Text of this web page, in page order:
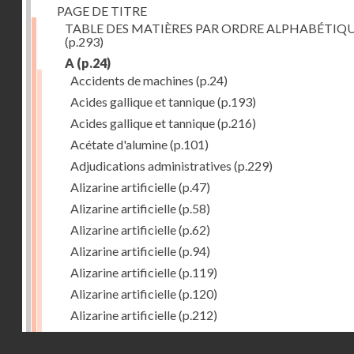
PAGE DE TITRE
TABLE DES MATIÈRES PAR ORDRE
(p.293)
A (p.24)
Accidents de machines (p.24)
Acides gallique et tannique(p.193)
Acides gallique et tannique(p.216)
Acétate d'alumine(p.101)
Adjudications administratives (p.229)
Alizarine artificielle(p.47)
Alizarine artificielle(p.58)
Alizarine artificielle(p.62)
Alizarine artificielle(p.94)
Alizarine artificielle(p.119)
Alizarine artificielle(p.120)
Alizarine artificielle(p.212)
Alizarine artificielle(p.256)